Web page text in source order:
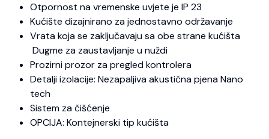
Otpornost na vremenske uvjete je IP 23
Kućište dizajnirano za jednostavno održavanje
Vrata koja se zaključavaju sa obe strane kućišta
Dugme za zaustavljanje u nuždi
Prozirni prozor za pregled kontrolera
Detalji izolacije: Nezapaljiva akustična pjena Nano
tech
Sistem za čišćenje
OPCIJA: Kontejnerski tip kućišta